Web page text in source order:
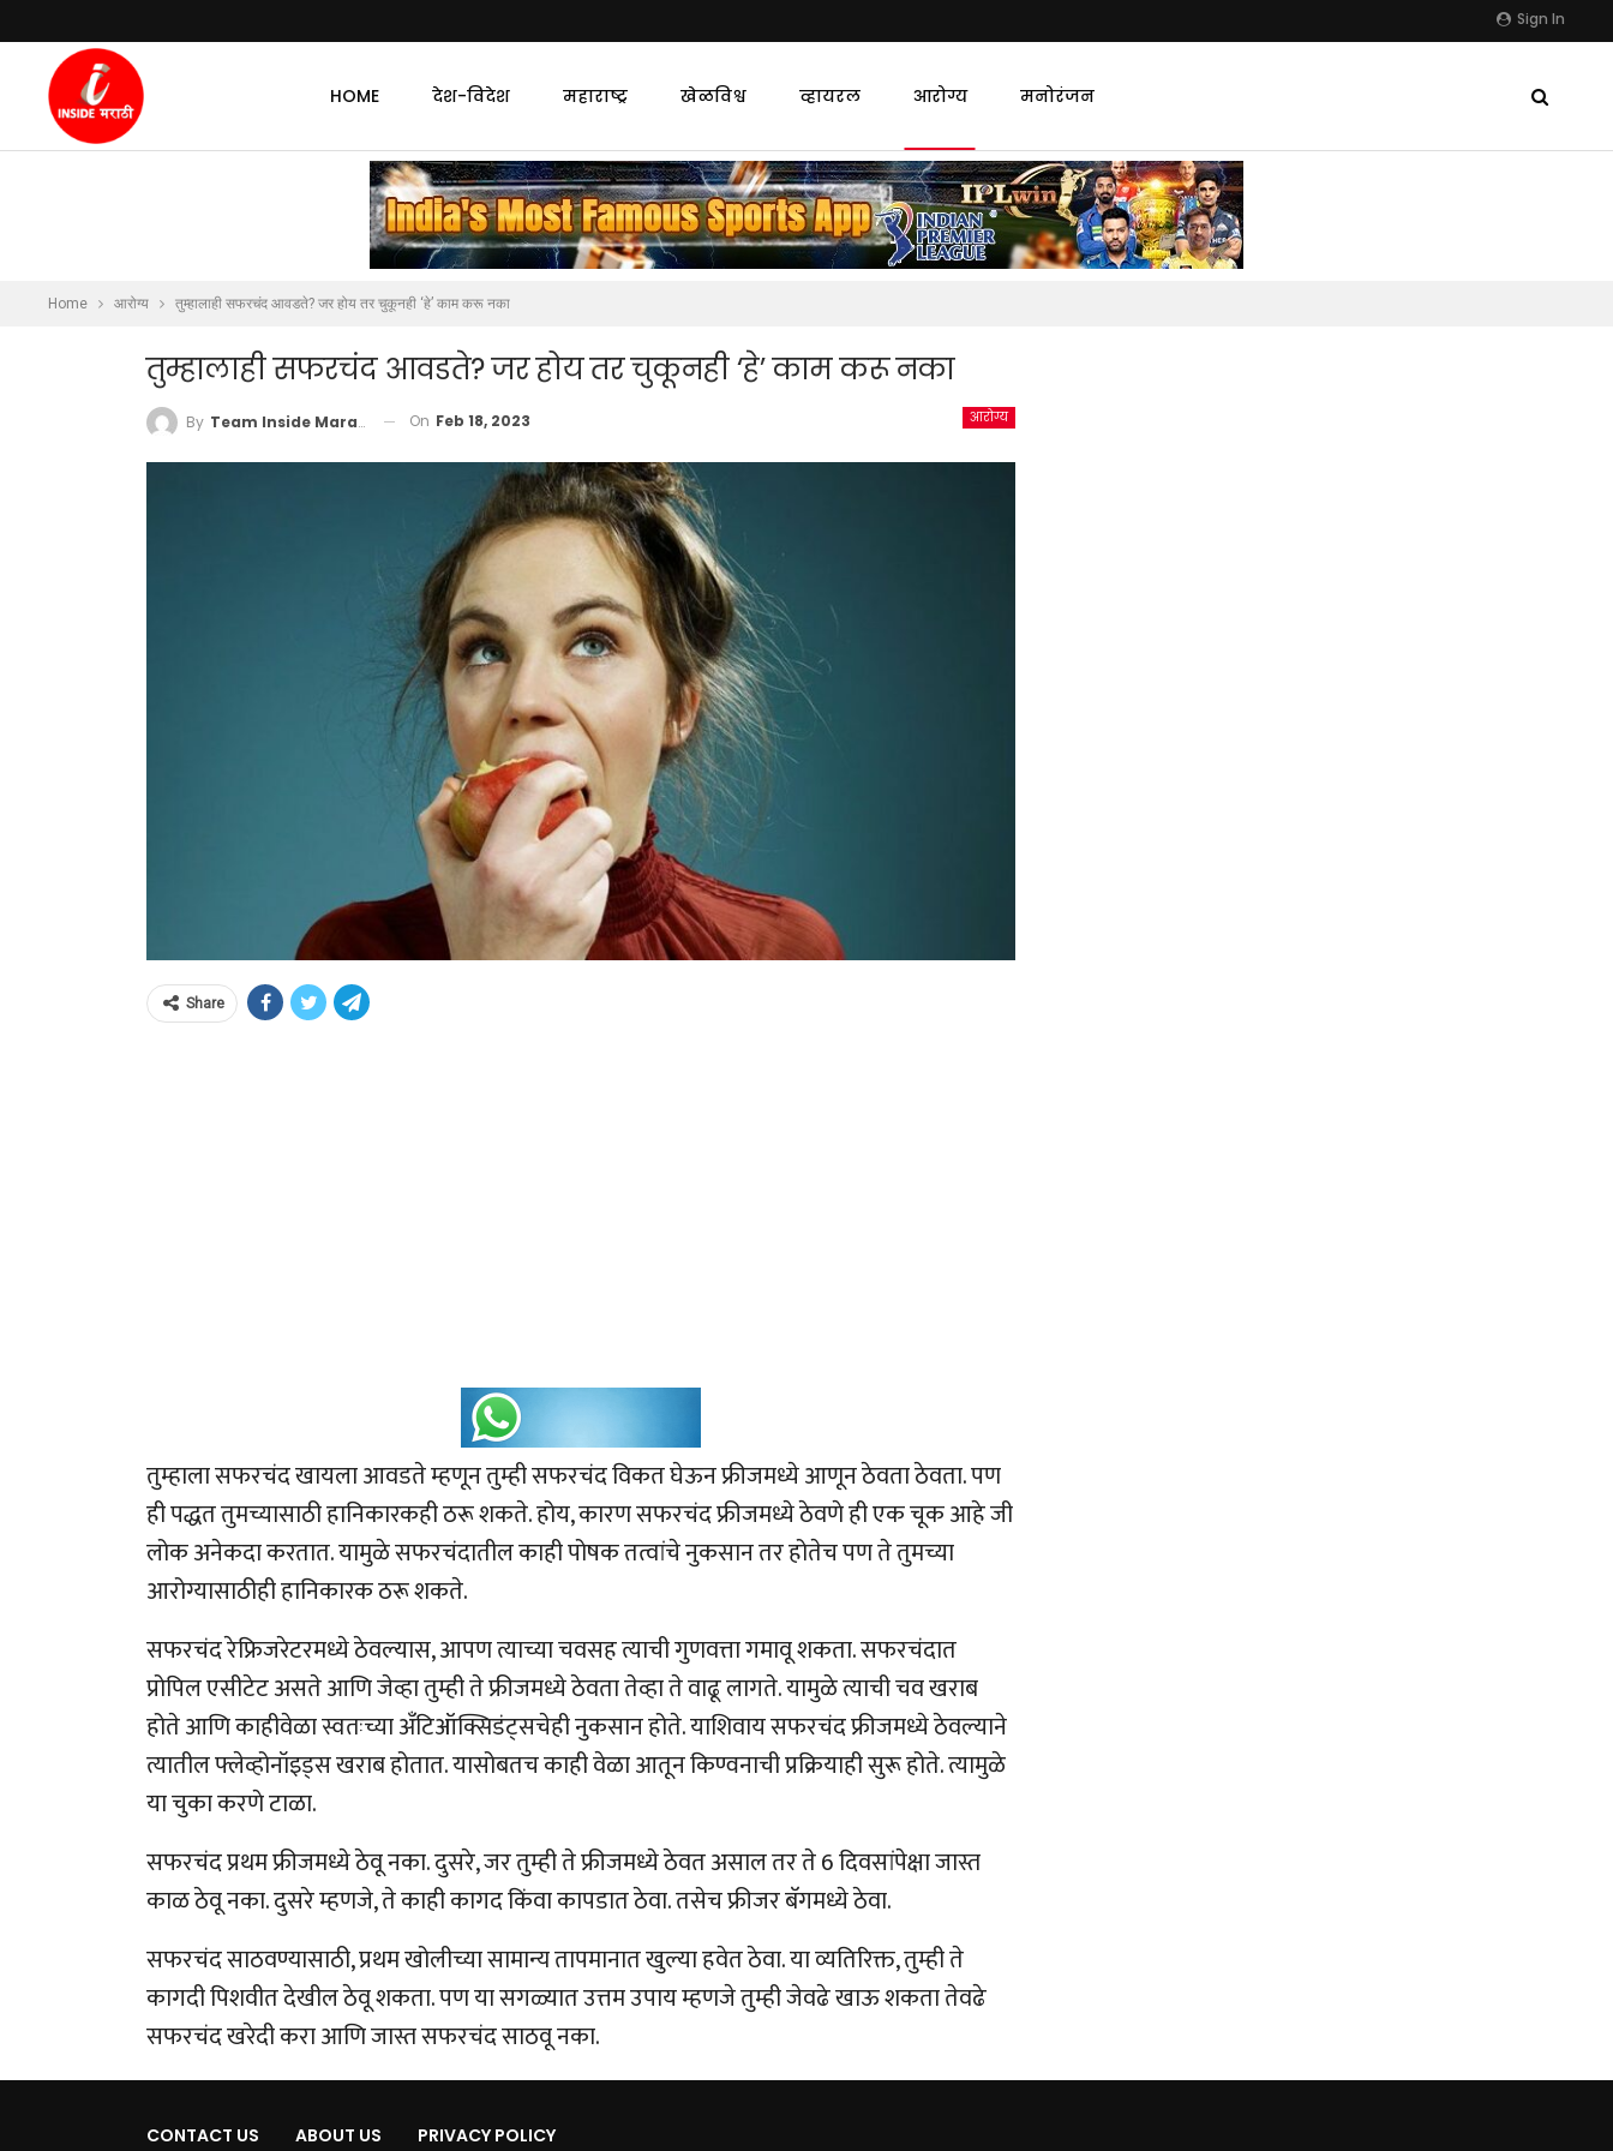
Sign In
HOME देश-विदेश महाराष्ट्र खेळविश्व व्हायरल आरोग्य मनोरंजन
Home आरोग्य तुम्हालाही सफरचंद आवडते? जर होय तर चुकूनही ‘हे’ काम करू नका
तुम्हालाही सफरचंद आवडते? जर होय तर चुकूनही ‘हे’ काम करू नका
आरोग्य
By Team Inside Marathi On Feb 18, 2023
Share
तुम्हाला सफरचंद खायला आवडते म्हणून तुम्ही सफरचंद विकत घेऊन फ्रीजमध्ये आणून ठेवता ठेवता. पण
ही पद्धत तुमच्यासाठी हानिकारकही ठरू शकते. होय, कारण सफरचंद फ्रीजमध्ये ठेवणे ही एक चूक आहे जी
लोक अनेकदा करतात. यामुळे सफरचंदातील काही पोषक तत्वांचे नुकसान तर होतेच पण ते तुमच्या
आरोग्यासाठीही हानिकारक ठरू शकते.
सफरचंद रेफ्रिजरेटरमध्ये ठेवल्यास, आपण त्याच्या चवसह त्याची गुणवत्ता गमावू शकता. सफरचंदात
प्रोपिल एसीटेट असते आणि जेव्हा तुम्ही ते फ्रीजमध्ये ठेवता तेव्हा ते वाढू लागते. यामुळे त्याची चव खराब
होते आणि काहीवेळा स्वतःच्या अँटिऑक्सिडंट्सचेही नुकसान होते. याशिवाय सफरचंद फ्रीजमध्ये ठेवल्याने
त्यातील फ्लेव्होनॉइड्स खराब होतात. यासोबतच काही वेळा आतून किण्वनाची प्रक्रियाही सुरू होते. त्यामुळे
या चुका करणे टाळा.
सफरचंद प्रथम फ्रीजमध्ये ठेवू नका. दुसरे, जर तुम्ही ते फ्रीजमध्ये ठेवत असाल तर ते 6 दिवसांपेक्षा जास्त
काळ ठेवू नका. दुसरे म्हणजे, ते काही कागद किंवा कापडात ठेवा. तसेच फ्रीजर बॅगमध्ये ठेवा.
सफरचंद साठवण्यासाठी, प्रथम खोलीच्या सामान्य तापमानात खुल्या हवेत ठेवा. या व्यतिरिक्त, तुम्ही ते
कागदी पिशवीत देखील ठेवू शकता. पण या सगळ्यात उत्तम उपाय म्हणजे तुम्ही जेवढे खाऊ शकता तेवढे
सफरचंद खरेदी करा आणि जास्त सफरचंद साठवू नका.
CONTACT US ABOUT US PRIVACY POLICY